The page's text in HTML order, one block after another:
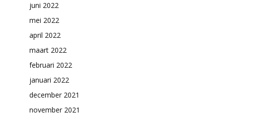
juni 2022
mei 2022
april 2022
maart 2022
februari 2022
januari 2022
december 2021
november 2021